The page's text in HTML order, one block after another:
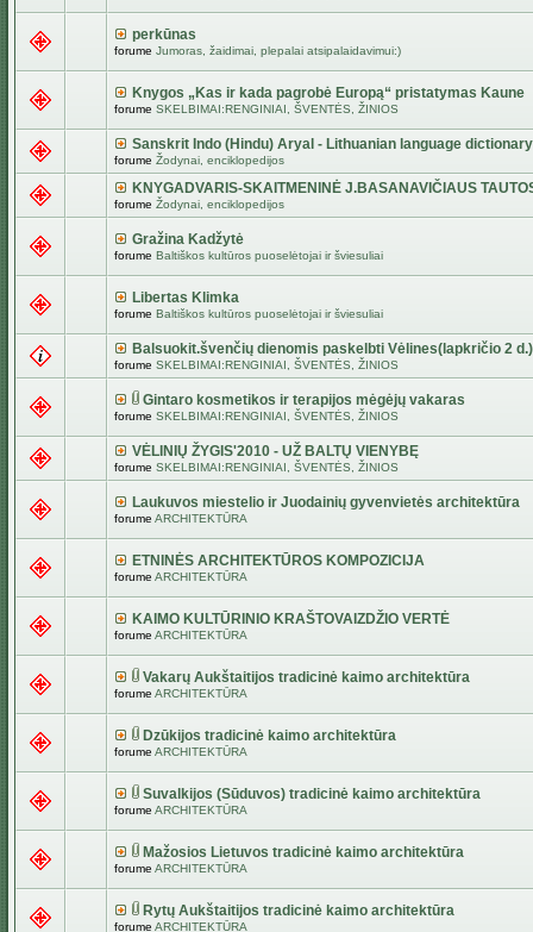
perkūnas
forume Jumoras, žaidimai, plepalai atsipalaidavimui:)
Knygos „Kas ir kada pagrobė Europą“ pristatymas Kaune
forume SKELBIMAI:RENGINIAI, ŠVENTĖS, ŽINIOS
Sanskrit Indo (Hindu) Aryal - Lithuanian language dictionary
forume Žodynai, enciklopedijos
KNYGADVARIS-SKAITMENINĖ J.BASANAVIČIAUS
forume Žodynai, enciklopedijos
Gražina Kadžytė
forume Baltiškos kultūros puoselėtojai ir šviesuliai
Libertas Klimka
forume Baltiškos kultūros puoselėtojai ir šviesuliai
Balsuokit.švenčių dienomis paskelbti Vėlines(lapkričio 2 d.)
forume SKELBIMAI:RENGINIAI, ŠVENTĖS, ŽINIOS
Gintaro kosmetikos ir terapijos mėgėjų vakaras
forume SKELBIMAI:RENGINIAI, ŠVENTĖS, ŽINIOS
VĖLINIŲ ŽYGIS'2010 - UŽ BALTŲ VIENYBĘ
forume SKELBIMAI:RENGINIAI, ŠVENTĖS, ŽINIOS
Laukuvos miestelio ir Juodainių gyvenvietės architektūra
forume ARCHITEKTŪRA
ETNINĖS ARCHITEKTŪROS KOMPOZICIJA
forume ARCHITEKTŪRA
KAIMO KULTŪRINIO KRAŠTOVAIZDŽIO VERTĖ
forume ARCHITEKTŪRA
Vakarų Aukštaitijos tradicinė kaimo architektūra
forume ARCHITEKTŪRA
Dzūkijos tradicinė kaimo architektūra
forume ARCHITEKTŪRA
Suvalkijos (Sūduvos) tradicinė kaimo architektūra
forume ARCHITEKTŪRA
Mažosios Lietuvos tradicinė kaimo architektūra
forume ARCHITEKTŪRA
Rytų Aukštaitijos tradicinė kaimo architektūra
forume ARCHITEKTŪRA